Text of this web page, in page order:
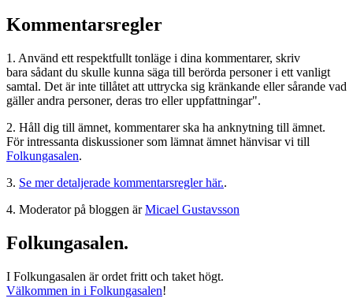
Kommentarsregler
1. Använd ett respektfullt tonläge i dina kommentarer, skriv
bara sådant du skulle kunna säga till berörda personer i ett vanligt
samtal. Det är inte tillåtet att uttrycka sig kränkande eller sårande vad
gäller andra personer, deras tro eller uppfattningar".
2. Håll dig till ämnet, kommentarer ska ha anknytning till ämnet.
För intressanta diskussioner som lämnat ämnet hänvisar vi till
Folkungasalen.
3. Se mer detaljerade kommentarsregler här..
4. Moderator på bloggen ärMicael Gustavsson
Folkungasalen.
I Folkungasalen är ordet fritt och taket högt.
Välkommen in i Folkungasalen!